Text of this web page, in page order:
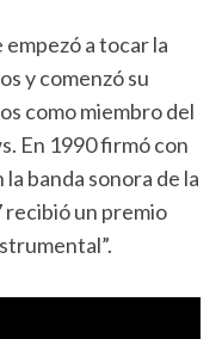
a tocar la
y comenzó su
como miembro del
En 1990 firmó con
banda sonora de la
recibió un premio